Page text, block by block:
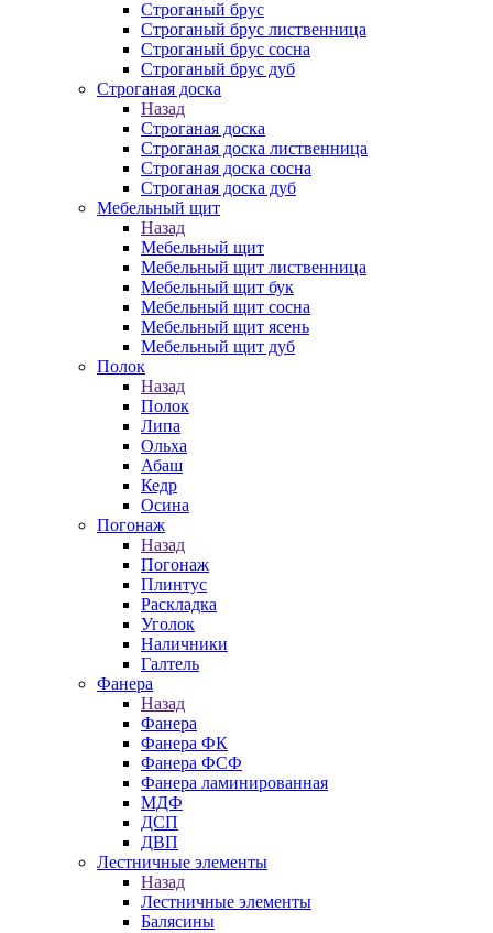
Строганый брус
Строганый брус лиственница
Строганый брус сосна
Строганый брус дуб
Строганая доска
Назад
Строганая доска
Строганая доска лиственница
Строганая доска сосна
Строганая доска дуб
Мебельный щит
Назад
Мебельный щит
Мебельный щит лиственница
Мебельный щит бук
Мебельный щит сосна
Мебельный щит ясень
Мебельный щит дуб
Полок
Назад
Полок
Липа
Ольха
Абаш
Кедр
Осина
Погонаж
Назад
Погонаж
Плинтус
Раскладка
Уголок
Наличники
Галтель
Фанера
Назад
Фанера
Фанера ФК
Фанера ФСФ
Фанера ламинированная
МДФ
ДСП
ДВП
Лестничные элементы
Назад
Лестничные элементы
Балясины